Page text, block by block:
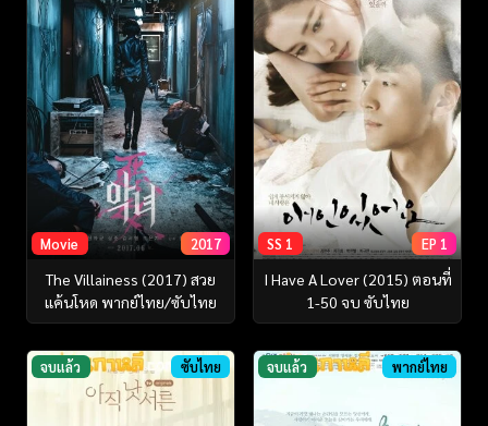
Movie 2017
The Villainess (2017) สวย
แค้นโหด พากย์ไทย/ซับไทย
SS 1 EP 1
I Have A Lover (2015) ตอนที่
1-50 จบ ซับไทย
จบแล้ว ซับไทย จบแล้ว พากย์ไทย